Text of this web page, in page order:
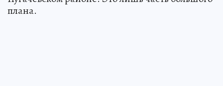
плана.